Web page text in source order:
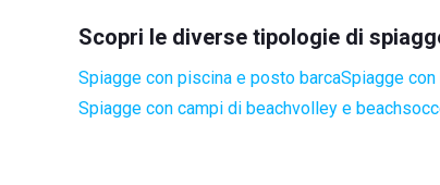
Scopri le diverse tipologie di
Spiagge con piscina e posto barcaSpiagge
Spiagge con campi di beachvolley e